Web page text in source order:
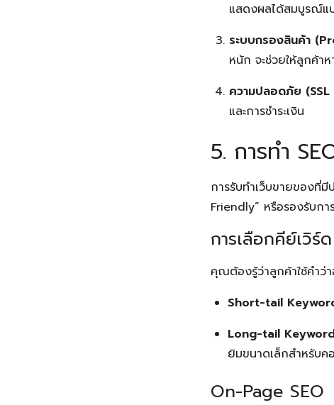
แสดงผลได้สมบูรณ์แ
ระบบกรองสินค้า
หนัก จะช่วยให้ลูกค้า
ความปลอดภัย
และการชำระเงิน
5. การทำ
การรับทำเว็บขายของที่
Friendly” หรือรองรับก
การเลือกคีย์เวิ
คุณต้องรู้ว่าลูกค้าใช้คำว่า
Short-tail
Long-tail
ยิมขนาดเล็กสำหรับค
On-Page SEO